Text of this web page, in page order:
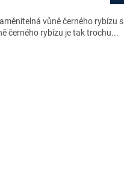
vůně černého rybízu
černého rybízu je tak trochu...